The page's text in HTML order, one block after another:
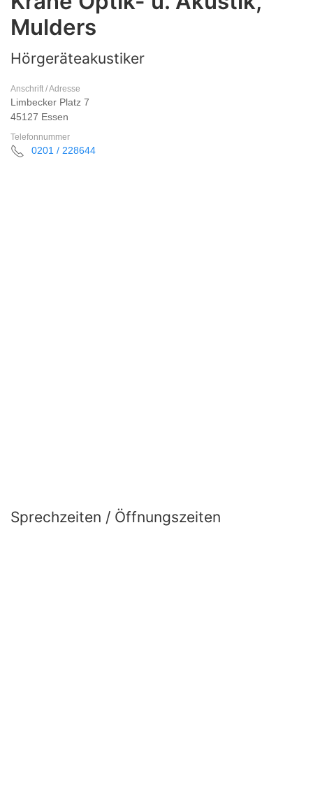
Mulders
Hörgeräteakustiker
Anschrift / Adresse
Limbecker Platz 7
45127 Essen
Telefonnummer
0201 / 228644
Sprechzeiten / Öffnungszeiten